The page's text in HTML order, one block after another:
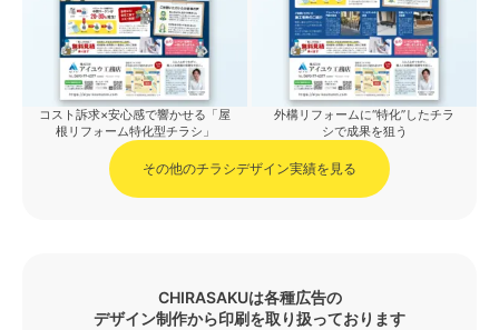
コスト訴求×安心感で響かせる「屋
根リフォーム特化型チラシ」
外構リフォームに“特化”したチラ
シで成果を狙う
その他のチラシデザイン実績を見る
CHIRASAKUは各種広告の
デザイン制作から印刷を取り扱っております